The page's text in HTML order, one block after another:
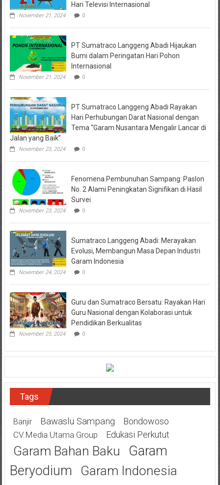
Hari Televisi Internasional
November 21, 2024 0
PT Sumatraco Langgeng Abadi Hijaukan
Bumi dalam Peringatan Hari Pohon
Internasional
November 21, 2024 0
PT Sumatraco Langgeng Abadi Rayakan
Hari Perhubungan Darat Nasional dengan
Tema “Garam Nusantara Mengalir Lancar di
Jalan yang Baik”
November 23, 2024 0
Fenomena Pembunuhan Sampang: Paslon
No. 2 Alami Peningkatan Signifikan di Hasil
Survei
November 23, 2024 0
Sumatraco Langgeng Abadi: Merayakan
Evolusi, Membangun Masa Depan Industri
Garam Indonesia
November 24, 2024 0
Guru dan Sumatraco Bersatu: Rayakan Hari
Guru Nasional dengan Kolaborasi untuk
Pendidikan Berkualitas
November 25, 2024 0
Tags
Banjir Bawaslu Sampang Bondowoso
CV.Media Utama Group Edukasi Perkutut
Garam Bahan Baku
Garam
Beryodium
Garam Indonesia